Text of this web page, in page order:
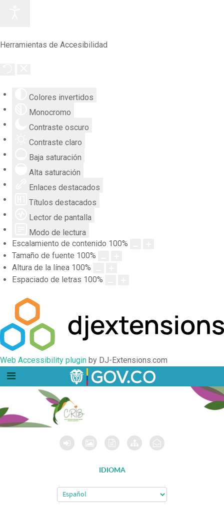
Herramientas de Accesibilidad
Colores invertidos
Monocromo
Contraste oscuro
Contraste claro
Baja saturación
Alta saturación
Enlaces destacados
Títulos destacados
Lector de pantalla
Modo de lectura
Escalamiento de contenido 100%
Tamaño de fuente 100%
Altura de la línea 100%
Espaciado de letras 100%
Web Accessibility plugin by DJ-Extensions.com
IDIOMA